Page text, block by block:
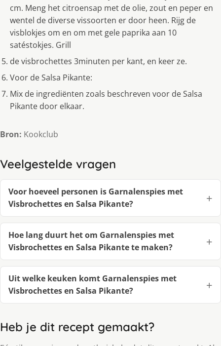
cm. Meng het citroensap met de olie, zout en peper en
wentel de diverse vissoorten er door heen. Rijg de
visblokjes om en om met gele paprika aan 10
satéstokjes. Grill
de visbrochettes 3minuten per kant, en keer ze.
Voor de Salsa Pikante:
Mix de ingrediënten zoals beschreven voor de Salsa
Pikante door elkaar.
Bron: Kookclub
Veelgestelde vragen
Voor hoeveel personen is Garnalenspies met
Visbrochettes en Salsa Pikante?
Hoe lang duurt het om Garnalenspies met
Visbrochettes en Salsa Pikante te maken?
Uit welke keuken komt Garnalenspies met
Visbrochettes en Salsa Pikante?
Heb je dit recept gemaakt?